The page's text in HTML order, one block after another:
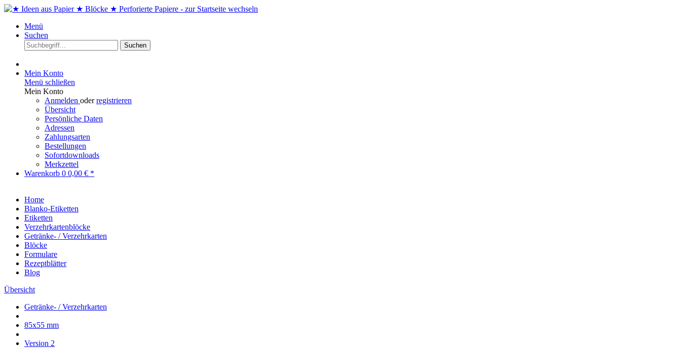
Menü
Suchen
Suchen
Mein Konto
Menü schließen
Mein Konto
Anmelden oderregistrieren
Übersicht
Persönliche Daten
Adressen
Zahlungsarten
Bestellungen
Sofortdownloads
Merkzettel
Warenkorb 0 0,00 € *
Home
Blanko-Etiketten
Etiketten
Verzehrkartenblöcke
Getränke- / Verzehrkarten
Blöcke
Formulare
Rezeptblätter
Blog
Übersicht
Getränke- / Verzehrkarten
85x55 mm
Version 2